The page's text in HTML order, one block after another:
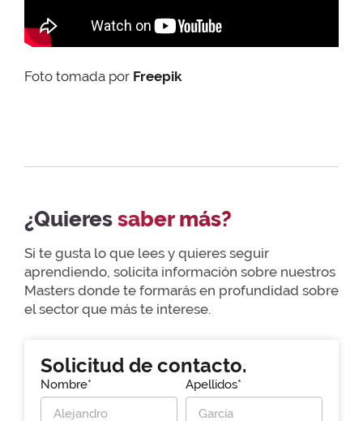
Foto tomada por Freepik
¿Quieressaber más?
Si te gusta lo que lees y quieres seguir
aprendiendo, solicita información sobre nuestros
Masters donde te formarás en profundidad sobre
el sector que más te interese.
Solicitud de contacto.
Nombre* Apellidos*